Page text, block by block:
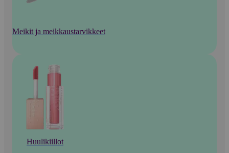
Meikit ja meikkaustarvikkeet
Huulikiillot